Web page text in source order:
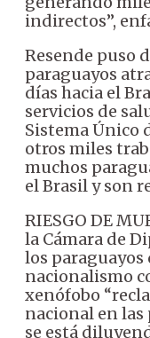
indirectos”,
Resende puso
paraguayos
días hacia el
servicios de
Sistema Único
otros miles
muchos
el Brasil y son
RIESGO DE
la Cámara de
los
nacionalismo
xenófobo
nacional en
se está